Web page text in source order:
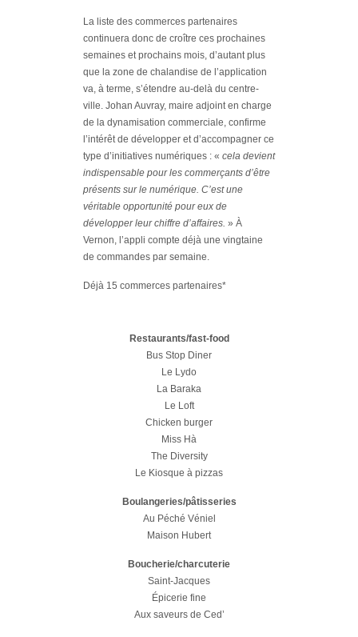
La liste des commerces partenaires
continuera donc de croître ces prochaines
semaines et prochains mois, d’autant plus
que la zone de chalandise de l’application
va, à terme, s’étendre au-delà du centre-
ville. Johan Auvray, maire adjoint en charge
de la dynamisation commerciale, confirme
l’intérêt de développer et d’accompagner ce
type d’initiatives numériques : « cela devient
indispensable pour les commerçants d’être
présents sur le numérique. C’est une
véritable opportunité pour eux de
développer leur chiffre d’affaires. » À
Vernon, l’appli compte déjà une vingtaine
de commandes par semaine.
Déjà 15 commerces partenaires*
Restaurants/fast-food
Bus Stop Diner
Le Lydo
La Baraka
Le Loft
Chicken burger
Miss Hà
The Diversity
Le Kiosque à pizzas
Boulangeries/pâtisseries
Au Péché Véniel
Maison Hubert
Boucherie/charcuterie
Saint-Jacques
Épicerie fine
Aux saveurs de Ced’